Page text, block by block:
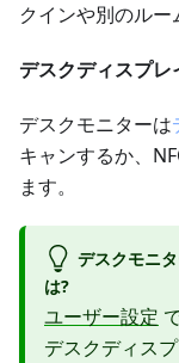
クインや別のルー
デスクディスプレ
デスクモニターは
キャンするか、
ます。
デスクモニ
は?
ユーザー設定
デスクディス